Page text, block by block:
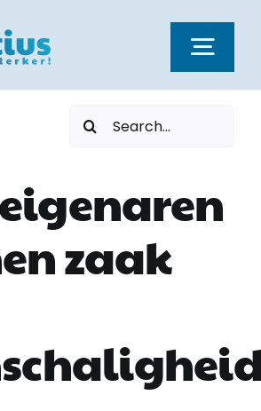
Kernwaarden
Dienstverlening
Nieuws
Over ons
Zoeken
naar:
zaak